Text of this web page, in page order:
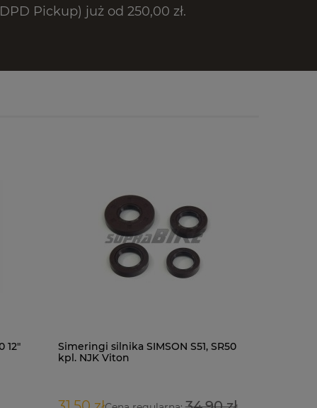
Pickup) już od 250,00 zł.
12"
Simeringi silnika SIMSON S51, SR50
kpl. NJK Viton